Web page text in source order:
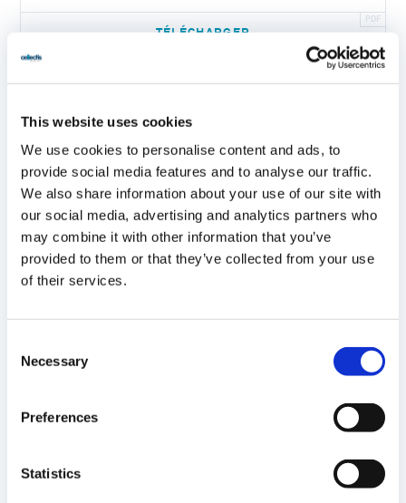
This website uses cookies
We use cookies to personalise content and ads, to
provide social media features and to analyse our traffic.
We also share information about your use of our site with
our social media, advertising and analytics partners who
may combine it with other information that you’ve
provided to them or that they’ve collected from your use
of their services.
Selection
Necessary
Preferences
Statistics
TÉLÉCHARGER
2025
TÉLÉCHARGER
Rapport des CACs sur la 9e résolution - AGM 26 juin
2025
Rapport des CACs sur les comptes annuels exercise
2024 - AGM 26 juin 2025
Rapport des CACs sur les comptes consolidés